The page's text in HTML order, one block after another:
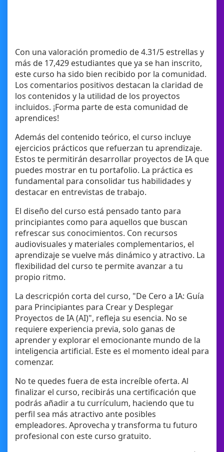
Con una valoración promedio de 4.31/5 estrellas y
más de 17,429 estudiantes que ya se han inscrito,
este curso ha sido bien recibido por la comunidad.
Los comentarios positivos destacan la claridad de
los contenidos y la utilidad de los proyectos
incluidos. ¡Forma parte de esta comunidad de
aprendices!
Además del contenido teórico, el curso incluye
ejercicios prácticos que refuerzan tu aprendizaje.
Estos te permitirán desarrollar proyectos de IA que
puedes mostrar en tu portafolio. La práctica es
fundamental para consolidar tus habilidades y
destacar en entrevistas de trabajo.
El diseño del curso está pensado tanto para
principiantes como para aquellos que buscan
refrescar sus conocimientos. Con recursos
audiovisuales y materiales complementarios, el
aprendizaje se vuelve más dinámico y atractivo. La
flexibilidad del curso te permite avanzar a tu
propio ritmo.
La descricpión corta del curso, "De Cero a IA: Guía
para Principiantes para Crear y Desplegar
Proyectos de IA (AI)", refleja su esencia. No se
requiere experiencia previa, solo ganas de
aprender y explorar el emocionante mundo de la
inteligencia artificial. Este es el momento ideal para
comenzar.
No te quedes fuera de esta increíble oferta. Al
finalizar el curso, recibirás una certificación que
podrás añadir a tu currículum, haciendo que tu
perfil sea más atractivo ante posibles
empleadores. Aprovecha y transforma tu futuro
profesional con este curso gratuito.